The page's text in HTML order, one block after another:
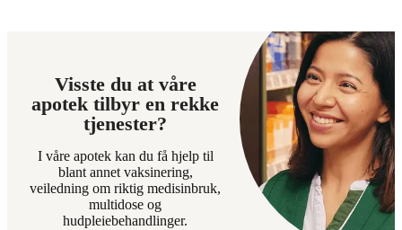
Visste du at våre
apotek tilbyr en rekke
tjenester?
I våre apotek kan du få hjelp til
blant annet vaksinering,
veiledning om riktig medisinbruk,
multidose og
hudpleiebehandlinger.